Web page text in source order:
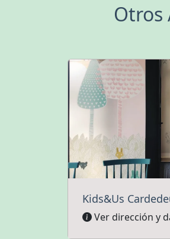
Otros
Kids&Us
Ver dirección y